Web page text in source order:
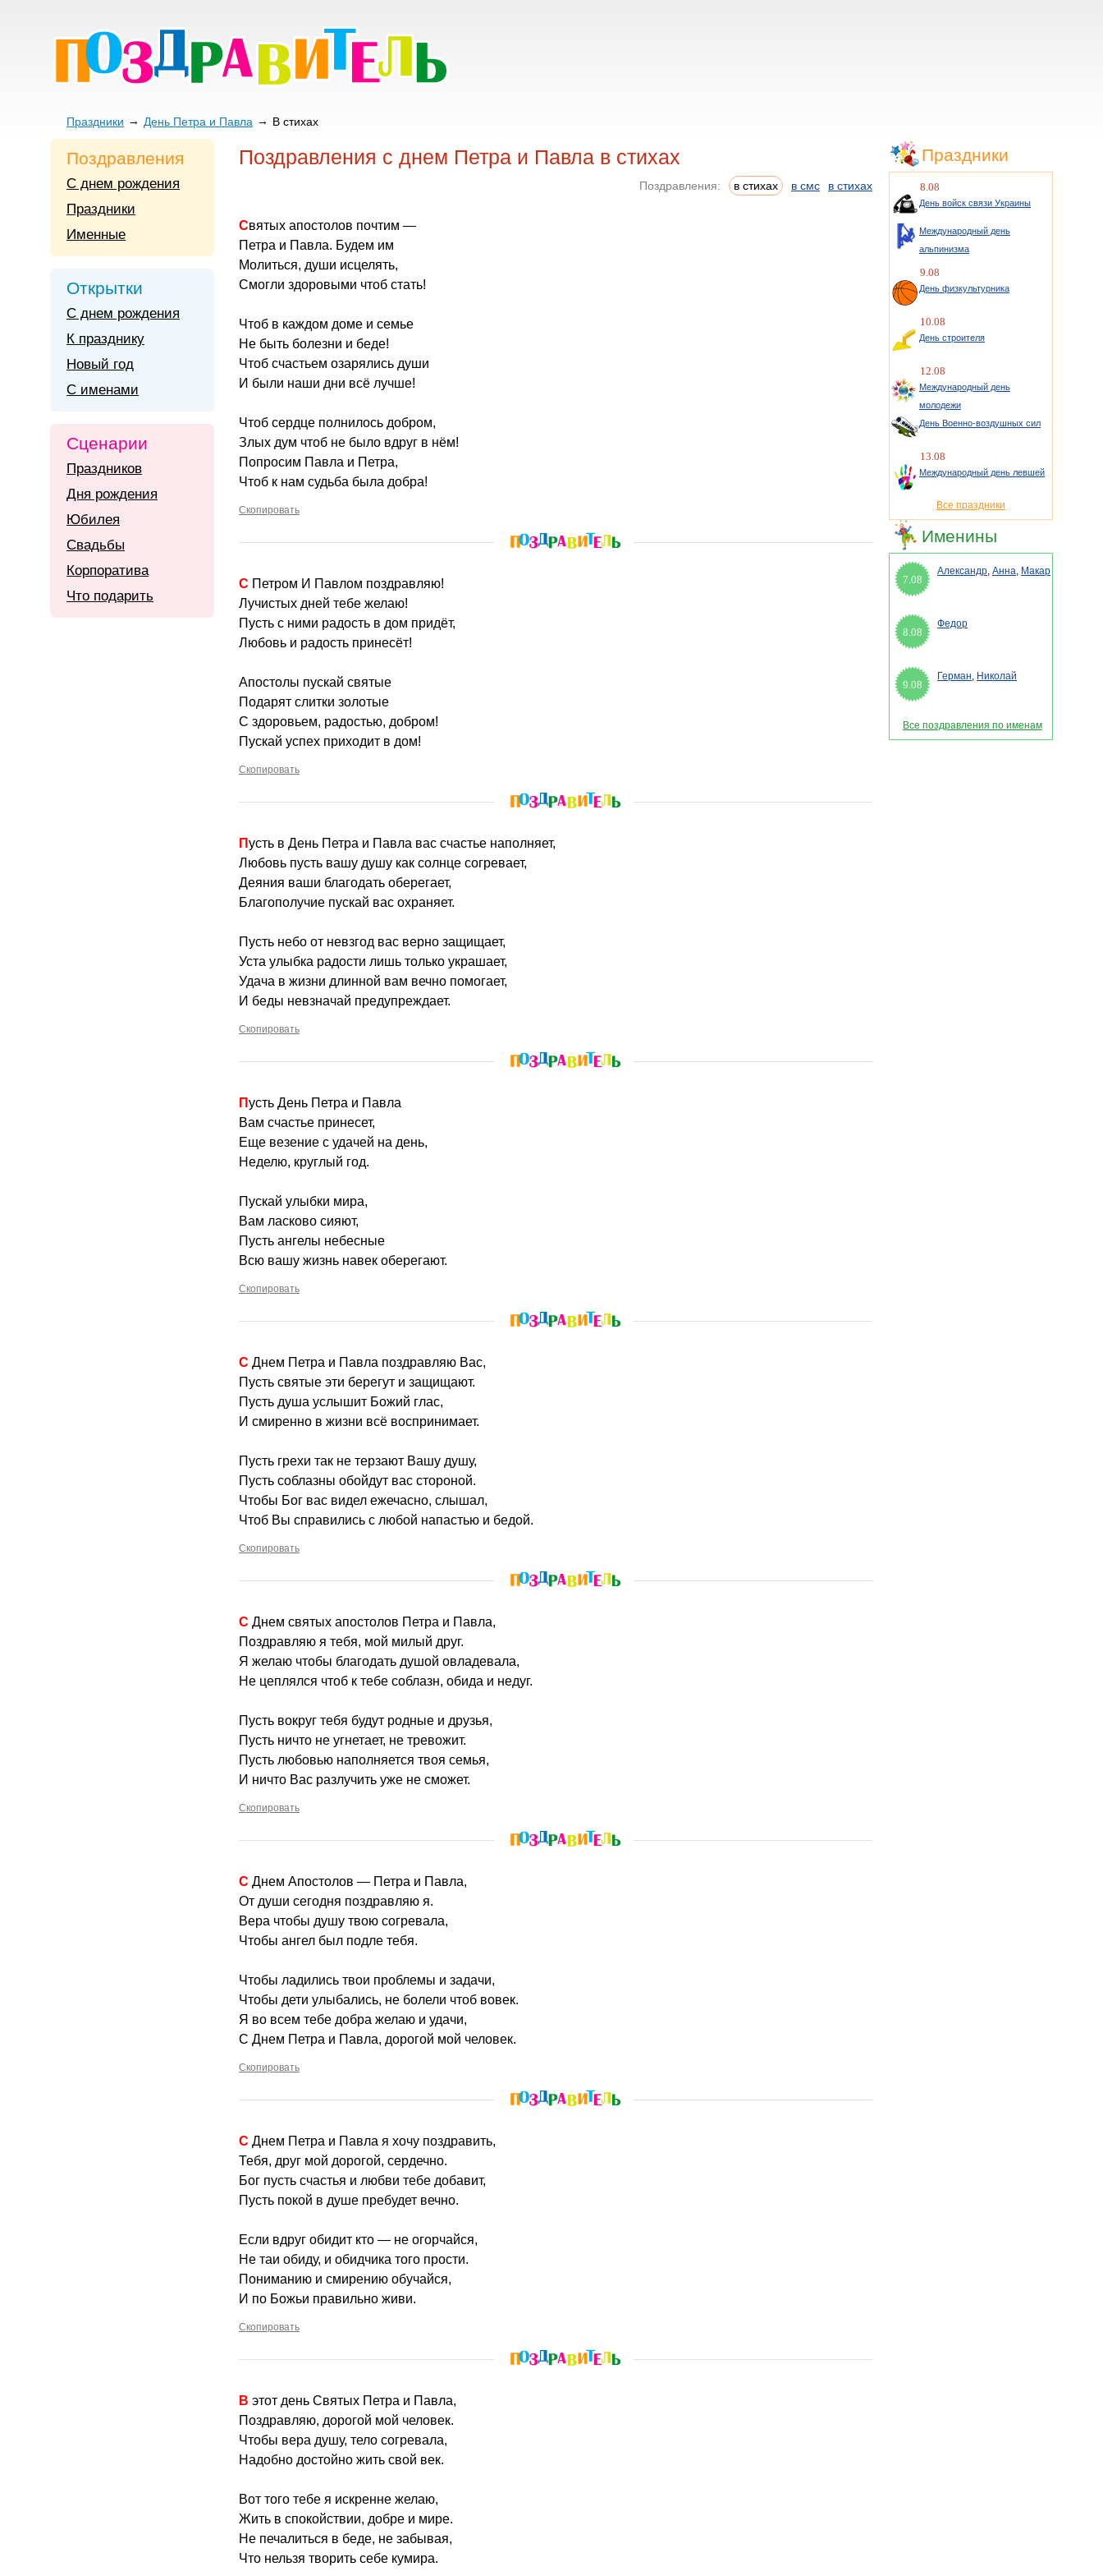
Праздники День Петра и Павла В стихах
Поздравления с днем Петра и Павла в стихах
Поздравления: в стихах в смс в стихах
Святых апостолов почтим —
Петра и Павла. Будем им
Молиться, души исцелять,
Смогли здоровыми чтоб стать!
Чтоб в каждом доме и семье
Не быть болезни и беде!
Чтоб счастьем озарялись души
И были наши дни всё лучше!
Чтоб сердце полнилось добром,
Злых дум чтоб не было вдруг в нём!
Попросим Павла и Петра,
Чтоб к нам судьба была добра!
Скопировать
С Петром И Павлом поздравляю!
Лучистых дней тебе желаю!
Пусть с ними радость в дом придёт,
Любовь и радость принесёт!
Апостолы пускай святые
Подарят слитки золотые
С здоровьем, радостью, добром!
Пускай успех приходит в дом!
Скопировать
Пусть в День Петра и Павла вас счастье наполняет,
Любовь пусть вашу душу как солнце согревает,
Деяния ваши благодать оберегает,
Благополучие пускай вас охраняет.
Пусть небо от невзгод вас верно защищает,
Уста улыбка радости лишь только украшает,
Удача в жизни длинной вам вечно помогает,
И беды невзначай предупреждает.
Скопировать
Пусть День Петра и Павла
Вам счастье принесет,
Еще везение с удачей на день,
Неделю, круглый год.
Пускай улыбки мира,
Вам ласково сияют,
Пусть ангелы небесные
Всю вашу жизнь навек оберегают.
Скопировать
С Днем Петра и Павла поздравляю Вас,
Пусть святые эти берегут и защищают.
Пусть душа услышит Божий глас,
И смиренно в жизни всё воспринимает.
Пусть грехи так не терзают Вашу душу,
Пусть соблазны обойдут вас стороной.
Чтобы Бог вас видел ежечасно, слышал,
Чтоб Вы справились с любой напастью и бедой.
Скопировать
С Днем святых апостолов Петра и Павла,
Поздравляю я тебя, мой милый друг.
Я желаю чтобы благодать душой овладевала,
Не цеплялся чтоб к тебе соблазн, обида и недуг.
Пусть вокруг тебя будут родные и друзья,
Пусть ничто не угнетает, не тревожит.
Пусть любовью наполняется твоя семья,
И ничто Вас разлучить уже не сможет.
Скопировать
С Днем Апостолов — Петра и Павла,
От души сегодня поздравляю я.
Вера чтобы душу твою согревала,
Чтобы ангел был подле тебя.
Чтобы ладились твои проблемы и задачи,
Чтобы дети улыбались, не болели чтоб вовек.
Я во всем тебе добра желаю и удачи,
С Днем Петра и Павла, дорогой мой человек.
Скопировать
С Днем Петра и Павла я хочу поздравить,
Тебя, друг мой дорогой, сердечно.
Бог пусть счастья и любви тебе добавит,
Пусть покой в душе пребудет вечно.
Если вдруг обидит кто — не огорчайся,
Не таи обиду, и обидчика того прости.
Пониманию и смирению обучайся,
И по Божьи правильно живи.
Скопировать
В этот день Святых Петра и Павла,
Поздравляю, дорогой мой человек.
Чтобы вера душу, тело согревала,
Надобно достойно жить свой век.
Вот того тебе я искренне желаю,
Жить в спокойствии, добре и мире.
Не печалиться в беде, не забывая,
Что нельзя творить себе кумира.
Поздравления
С днем рождения
Праздники
Именные
Открытки
С днем рождения
К празднику
Новый год
С именами
Сценарии
Праздников
Дня рождения
Юбилея
Свадьбы
Корпоратива
Что подарить
Праздники
8.08
День войск связи Украины
Международный день
альпинизма
9.08
День физкультурника
10.08
День строителя
12.08
Международный день
молодежи
День Военно-воздушных сил
13.08
Международный день левшей
Все праздники
Именины
7.08
Александр, Анна, Макар
8.08
Федор
9.08
Герман, Николай
Все поздравления по именам